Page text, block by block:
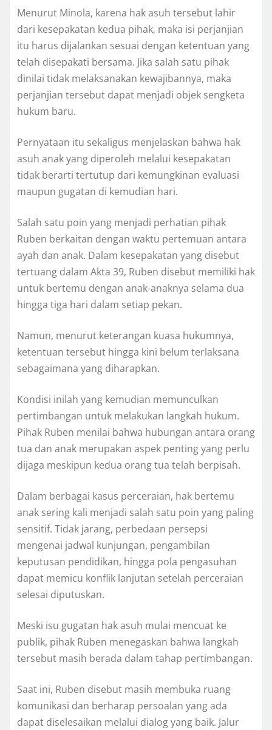
Menurut Minola, karena hak asuh tersebut lahir
dari kesepakatan kedua pihak, maka isi perjanjian
itu harus dijalankan sesuai dengan ketentuan yang
telah disepakati bersama. Jika salah satu pihak
dinilai tidak melaksanakan kewajibannya, maka
perjanjian tersebut dapat menjadi objek sengketa
hukum baru.
Pernyataan itu sekaligus menjelaskan bahwa hak
asuh anak yang diperoleh melalui kesepakatan
tidak berarti tertutup dari kemungkinan evaluasi
maupun gugatan di kemudian hari.
Salah satu poin yang menjadi perhatian pihak
Ruben berkaitan dengan waktu pertemuan antara
ayah dan anak. Dalam kesepakatan yang disebut
tertuang dalam Akta 39, Ruben disebut memiliki hak
untuk bertemu dengan anak-anaknya selama dua
hingga tiga hari dalam setiap pekan.
Namun, menurut keterangan kuasa hukumnya,
ketentuan tersebut hingga kini belum terlaksana
sebagaimana yang diharapkan.
Kondisi inilah yang kemudian memunculkan
pertimbangan untuk melakukan langkah hukum.
Pihak Ruben menilai bahwa hubungan antara orang
tua dan anak merupakan aspek penting yang perlu
dijaga meskipun kedua orang tua telah berpisah.
Dalam berbagai kasus perceraian, hak bertemu
anak sering kali menjadi salah satu poin yang paling
sensitif. Tidak jarang, perbedaan persepsi
mengenai jadwal kunjungan, pengambilan
keputusan pendidikan, hingga pola pengasuhan
dapat memicu konflik lanjutan setelah perceraian
selesai diputuskan.
Meski isu gugatan hak asuh mulai mencuat ke
publik, pihak Ruben menegaskan bahwa langkah
tersebut masih berada dalam tahap pertimbangan.
Saat ini, Ruben disebut masih membuka ruang
komunikasi dan berharap persoalan yang ada
dapat diselesaikan melalui dialog yang baik. Jalur